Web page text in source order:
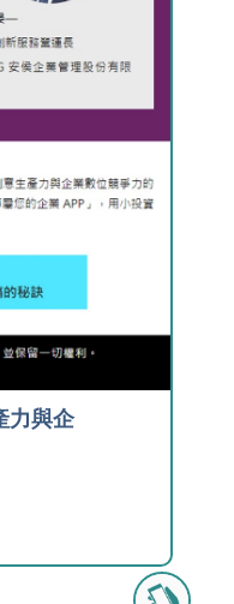
力與企